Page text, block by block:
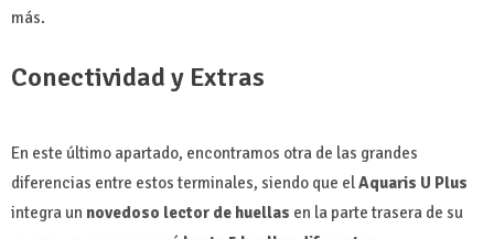
más.
Conectividad y Extras
En este último apartado, encontramos otra de las grandes
diferencias entre estos terminales, siendo que elAquaris U Plus
integra un novedoso lector de huellas en la parte trasera de su